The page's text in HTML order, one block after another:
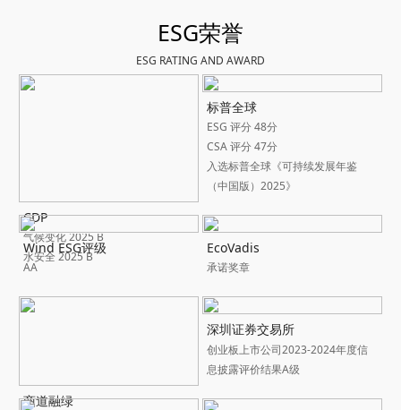
ESG荣誉
ESG RATING AND AWARD
CDP
气候变化 2025 B
水安全 2025 B
标普全球
ESG 评分 48分
CSA 评分 47分
入选标普全球《可持续发展年鉴
（中国版）2025》
Wind ESG评级
AA
EcoVadis
承诺奖章
商道融绿
深圳证券交易所
创业板上市公司2023-2024年度信
息披露评价结果A级